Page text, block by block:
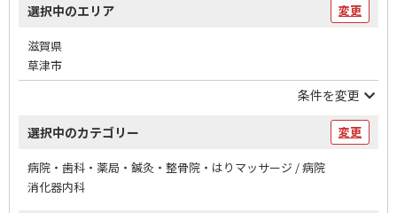
選択中のエリア 変更
滋賀県
草津市
条件を変更
選択中のカテゴリー 変更
病院・歯科・薬局・鍼灸・整骨院・はりマッサージ / 病院
消化器内科